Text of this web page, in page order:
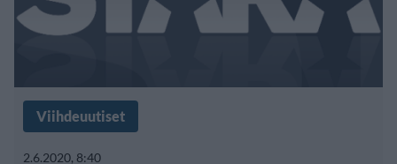
Viihdeuutiset
2.6.2020, 8:40